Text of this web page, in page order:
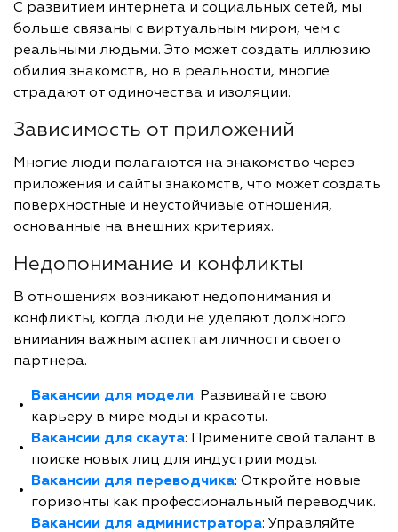
С развитием интернета и социальных сетей, мы
больше связаны с виртуальным миром, чем с
реальными людьми. Это может создать иллюзию
обилия знакомств, но в реальности, многие
страдают от одиночества и изоляции.
Зависимость от приложений
Многие люди полагаются на знакомство через
приложения и сайты знакомств, что может создать
поверхностные и неустойчивые отношения,
основанные на внешних критериях.
Недопонимание и конфликты
В отношениях возникают недопонимания и
конфликты, когда люди не уделяют должного
внимания важным аспектам личности своего
партнера.
Вакансии для модели: Развивайте свою
карьеру в мире моды и красоты.
Вакансии для скаута: Примените свой талант в
поиске новых лиц для индустрии моды.
Вакансии для переводчика: Откройте новые
горизонты как профессиональный переводчик.
Вакансии для администратора: Управляйте